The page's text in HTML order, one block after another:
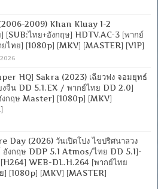
2009) Khan Kluay 1-2
[SUB:ไทย+อังกฤษ] HDTV.AC-3 [พากย์
ยไทย] [1080p] [MKV] [MASTER] [VIP]
HQ] Sakra (2023) เฉียวฟง จอมยุทธ์
งจีน DD 5.1.EX / พากย์ไทย DD 2.0]
งกฤษ Master] [1080p] [MKV]
Day (2026) วันเปิดโปง ไขปริศนาลวง
อังกฤษ DDP 5.1 Atmos/ไทย DD 5.1]-
WEB-DL.H.264 [พากย์ไทย
] [1080p] [MKV] [MASTER]